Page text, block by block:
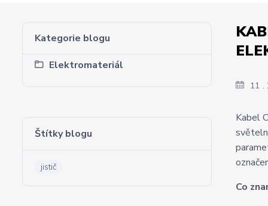
Kategorie blogu
Elektromateriál
Štítky blogu
jistič
11
Kabel
Co